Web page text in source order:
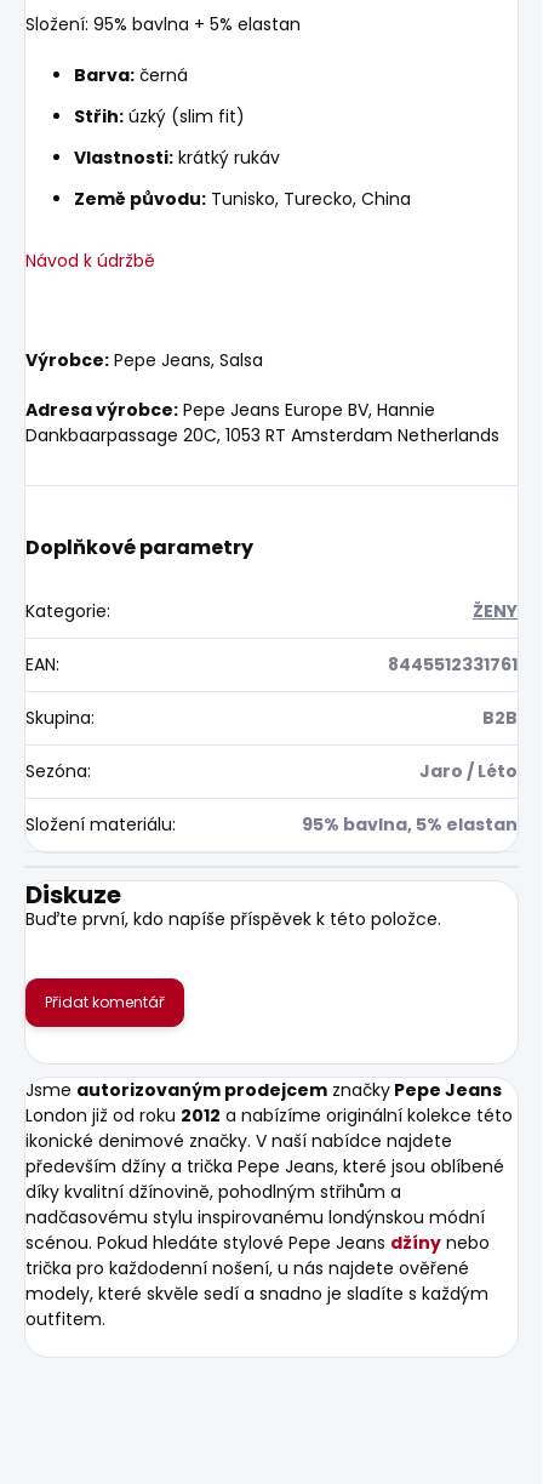
Složení: 95% bavlna + 5% elastan
Barva: černá
Střih: úzký (slim fit)
Vlastnosti: krátký rukáv
Země původu: Tunisko, Turecko, China
Návod k údržbě
Výrobce: Pepe Jeans, Salsa
Adresa výrobce: Pepe Jeans Europe BV, Hannie
Dankbaarpassage 20C, 1053 RT Amsterdam Netherlands
Doplňkové parametry
Kategorie: ŽENY
EAN: 8445512331761
Skupina: B2B
Sezóna: Jaro / Léto
Složení materiálu: 95% bavlna, 5% elastan
Diskuze
Buďte první, kdo napíše příspěvek k této položce.
Přidat komentář
Jsme autorizovaným prodejcem značky Pepe Jeans
London již od roku 2012 a nabízíme originální kolekce této
ikonické denimové značky. V naší nabídce najdete
především džíny a trička Pepe Jeans, které jsou oblíbené
díky kvalitní džínovině, pohodlným střihům a
nadčasovému stylu inspirovanému londýnskou módní
scénou. Pokud hledáte stylové Pepe Jeans džíny nebo
trička pro každodenní nošení, u nás najdete ověřené
modely, které skvěle sedí a snadno je sladíte s každým
outfitem.